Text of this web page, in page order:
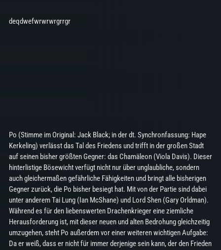
deqdwefwrwrwrgrrgr
Po (Stimme im Original: Jack Black; in der dt. Synchronfassung: Hape
Kerkeling) verlässt das Tal des Friedens und trifft in der großen Stadt
auf seinen bisher größten Gegner: das Chamäleon (Viola Davis). Dieser
hinterlistige Bösewicht verfügt nicht nur über unglaubliche, sondern
auch gleichermaßen gefährliche Fähigkeiten und bringt alle bisherigen
Gegner zurück, die Po bisher besiegt hat. Mit von der Partie sind dabei
unter anderem Tai Lung (Ian McShane) und Lord Shen (Gary Orldman).
Während es für den liebenswerten Drachenkrieger eine ziemliche
Herausforderung ist, mit dieser neuen und alten Bedrohung gleichzeitig
umzugehen, steht Po außerdem vor einer weiteren wichtigen Aufgabe:
Da er weiß, dass er nicht für immer derjenige sein kann, der den Frieden